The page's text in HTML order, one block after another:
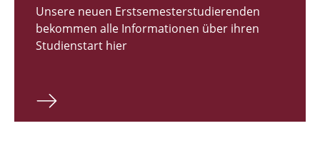
Bachelor Architektur
Master Architektur
Qualifikationsprofil
Unsere neuen Erstsemesterstudierenden
bekommen alle Informationen über ihren
Studienstart hier